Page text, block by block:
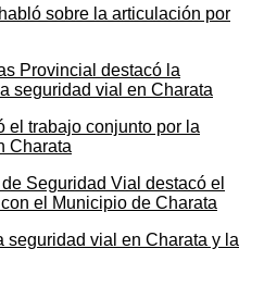
Provincial destacó la
seguridad vial en Charata
Seguridad Vial destacó el
el Municipio de Charata